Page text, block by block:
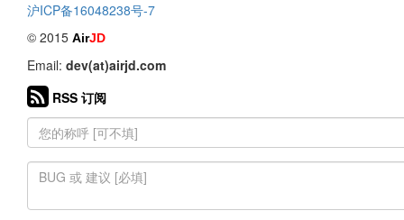
沪ICP备16048238号-7
© 2015 AirJD
Email: dev(at)airjd.com
RSS 订阅